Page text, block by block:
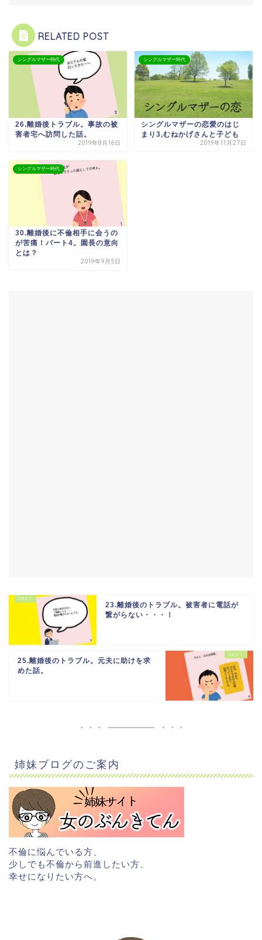
RELATED POST
シングルマザー時代
26.離婚後トラブル。事故の被
害者宅へ訪問した話。
2019年8月16日
シングルマザー時代
シングルマザーの恋愛のはじ
まり3,むねかげさんと子ども
2019年11月27日
シングルマザー時代
30.離婚後に不倫相手に会うの
が苦痛！パート4。園長の意向
とは？
2019年9月5日
23.離婚後のトラブル。被害者に電話が
繋がらない・・・！
25.離婚後のトラブル。元夫に助けを求
めた話。
姉妹ブログのご案内
不倫に悩んでいる方、
少しでも不倫から前進したい方、
幸せになりたい方へ。